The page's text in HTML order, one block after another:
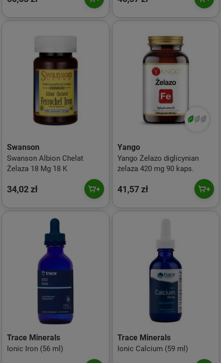
krwinek 100 tabl. vege
Swanson
Swanson Albion Chelat
Żelaza 18 Mg 18 K
34,02 zł
Yango
Yango Żelazo diglicynian
żelaza 420 mg 90 kaps.
41,57 zł
Trace Minerals
Ionic Iron (56 ml)
Trace Minerals
Ionic Calcium (59 ml)